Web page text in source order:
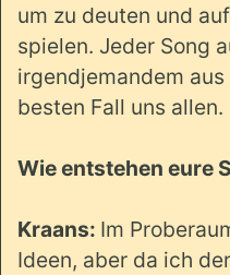
um zu deuten und
spielen. Jeder Song
irgendjemandem
besten Fall uns allen.
Wie entstehen eure
Kraans: Im
Ideen, aber da ich